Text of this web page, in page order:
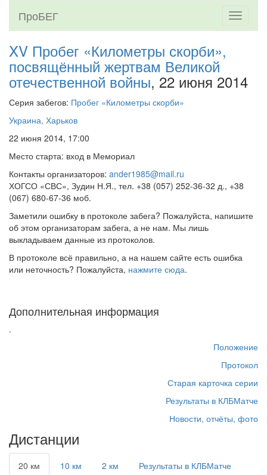
Toggle
ПроБЕГ
XV Пробег «Километры скорби»,
посвящённый жертвам Великой
отечественной войны, 22 июня 2014
Серия забегов: Пробег «Километры скорби»
Украина, Харьков
22 июня 2014, 17:00
Место старта: вход в Мемориал
Контакты организаторов: ander1985@mail.ru
ХОГСО «СВС», Зудин Н.Я., тел. +38 (057) 252-36-32 д., +38
(067) 680-67-36 моб.
Заметили ошибку в протоколе забега? Пожалуйста, напишите
об этом организаторам забега, а не нам. Мы лишь
выкладываем данные из протоколов.
В протоколе всё правильно, а на нашем сайте есть ошибка
или неточность? Пожалуйста, нажмите сюда.
Дополнительная информация
.
Положение
Протокол
Старая карточка серии
Результаты в КЛБМатче
Новости, отчёты, фото
Дистанции
20 км 10 км 2 км Результаты в КЛБМатче